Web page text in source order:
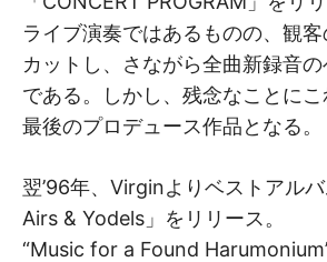
ライブ演奏ではあるものの、観
カットし、さながら全曲新録音
である。しかし、残念なことに
最後のプロデュース作品となる。
翌’96年、Virginよりベストアル
Airs & Yodels」をリリース。
“Music for a Found